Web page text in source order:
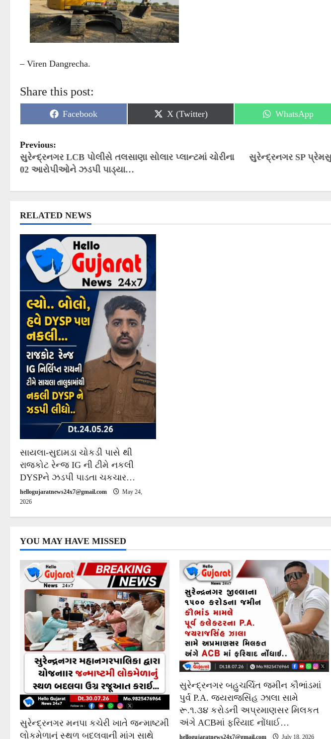
– Viren Dangrecha.
Share this post:
Share
on
Facebook
Share
on
X (Twitter)
Share
on
WhatsApp
P
o
t
n
a
i
a
o
n
Previous:
સુરેન્દ્રનગર LCB પોલીસે તલસાણા સોલાર પ્લાન્ટમાં ચોરીના
02 આરોપીઓને ઝડપી પાડ્યા…
સુરેન્દ્રનગર SP
RELATED NEWS
સાયલા-સુદામડા ચોકડી પાસે થી
રાજકોટ રેન્જ IG ની ટીમે નકલી
DYSPને ઝડપી પાડતા ચકચાર…
hellogujaratnews24x7@gmail.com
May 24,
2026
YOU MAY HAVE MISSED
સુરેન્દ્રનગર મનપા કચેરી ખાતે જન્માષ્ટમી
લોકમેળાનું સ્થળ બદલવાની માંગ સાથે
સુરેન્દ્રનગર બહુચર્ચિત જમીન કૌભાંડમાં
પુર્વ P.A. જયરાજસિંહ ઝાલા સામે
રૂ.૧.૩૪ કરોડની અપ્રમાણસર મિલકત
અંગે ACBમાં ફરિયાદ નોંધાઈ…
hellogujaratnews24x7@gmail.com July 18, 2026